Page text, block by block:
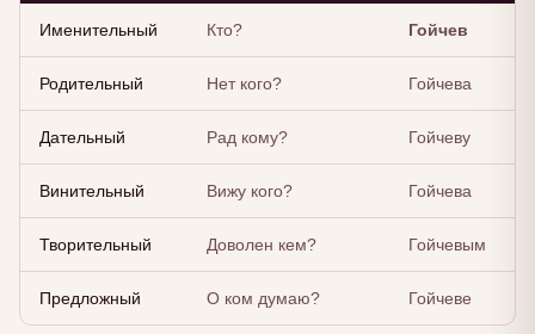
Именительный Кто? Гойчев
Родительный Нет кого? Гойчева
Дательный Рад кому? Гойчеву
Винительный Вижу кого? Гойчева
Творительный Доволен кем? Гойчевым
Предложный О ком думаю? Гойчеве